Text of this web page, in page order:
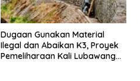
Dugaan Gunakan Material
Ilegal dan Abaikan K3, Proyek
Pemeliharaan Kali Lubawang